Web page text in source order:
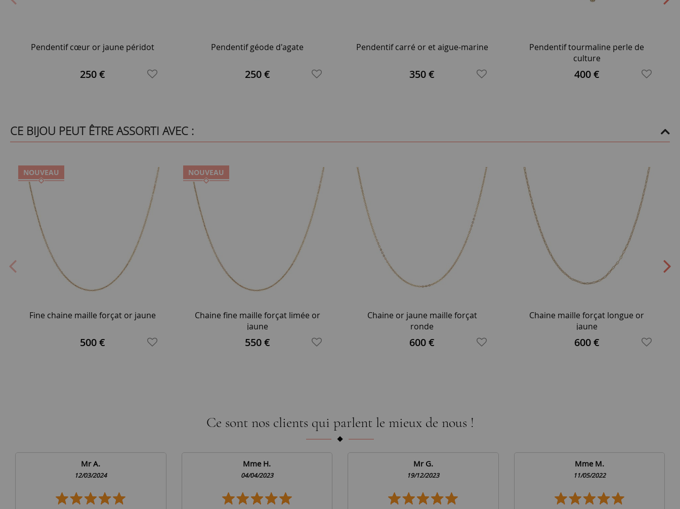
Pendentif cœur or jaune péridot
250 €
Pendentif géode d'agate
250 €
Pendentif carré or et aigue-marine
350 €
Pendentif tourmaline perle de
culture
400 €
CE BIJOU PEUT ÊTRE ASSORTI AVEC :
NOUVEAU
Fine chaine maille forçat or jaune
500 €
NOUVEAU
Chaine fine maille forçat limée or
jaune
550 €
Chaine or jaune maille forçat
ronde
600 €
Chaine maille forçat longue or
jaune
600 €
Ce sont nos clients qui parlent le mieux de nous !
Mr A.
12/03/2024
Mme H.
04/04/2023
Mr G.
19/12/2023
Mme M.
11/05/2022